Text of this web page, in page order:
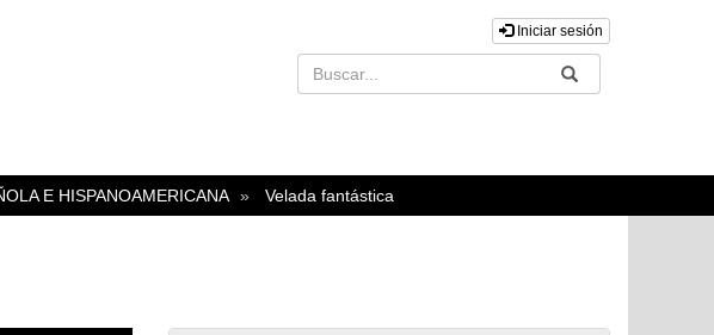
Iniciar sesión
Buscar Enviar
E HISPANOAMERICANA Velada fantástica